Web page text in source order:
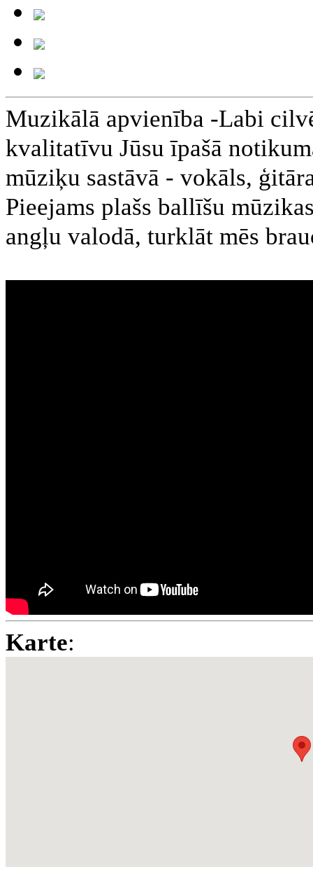
Muzikālā apvienība -Labi
kvalitatīvu Jūsu īpašā
mūziķu sastāvā - vokāls,
Pieejams plašs ballīšu
angļu valodā, turklāt mēs
Karte: